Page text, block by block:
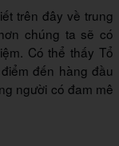
trên đây về trung
chúng ta sẽ có
Có thể thấy Tổ
đến hàng đầu
người có đam mê